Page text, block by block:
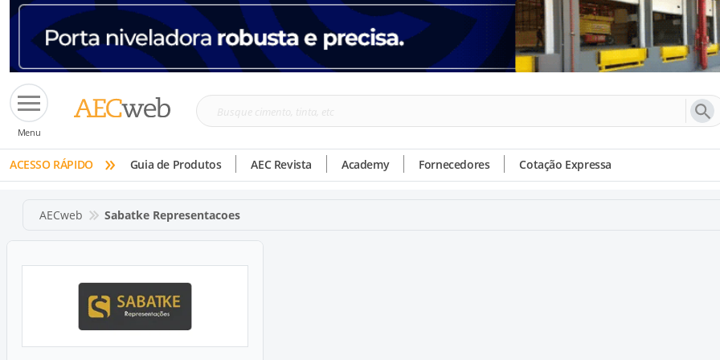
Menu
Busque
tinta,
etc
ACESSO RÁPIDO » Guia de Produtos AEC Revista Academy Fornecedores Cotação Expressa
AECweb Sabatke Representacoes